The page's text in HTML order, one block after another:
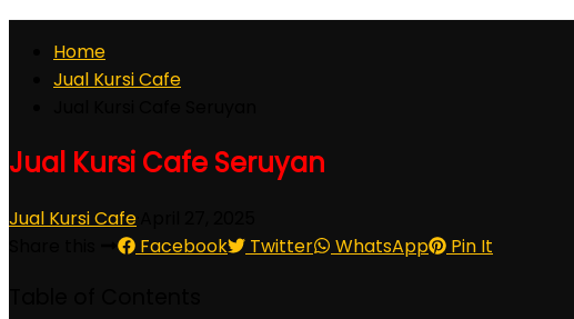
Home
Jual Kursi Cafe
Jual Kursi Cafe Seruyan
Jual Kursi Cafe
Facebook Twitter WhatsApp Pin It